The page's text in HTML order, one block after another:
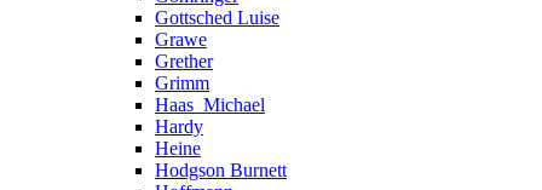
Gottsched Luise
Grawe
Grether
Grimm
Haas_Michael
Hardy
Heine
Hodgson Burnett